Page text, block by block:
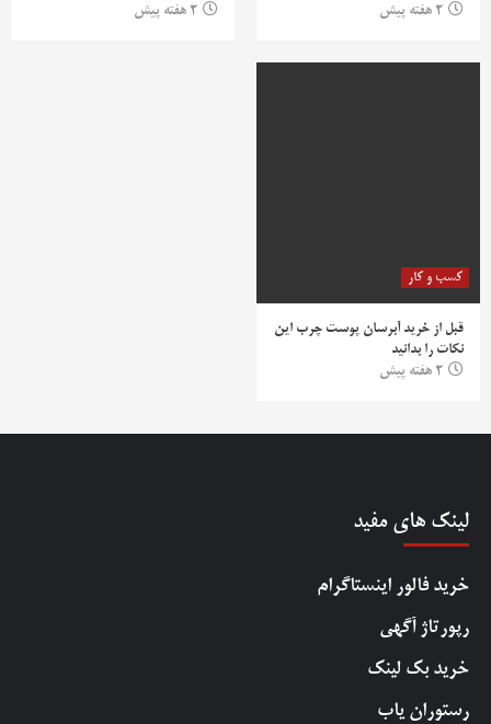
2 هفته پیش
2 هفته پیش
کسب و کار
قبل از خرید آبرسان پوست چرب این
نکات را بدانید
2 هفته پیش
لینک های مفید
خرید فالور اینستاگرام
رپورتاژ آگهی
خرید بک لینک
رستوران یاب